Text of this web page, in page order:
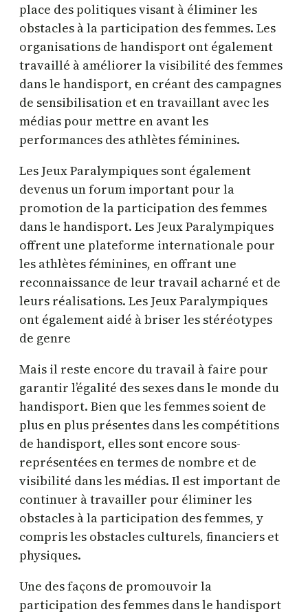
place des politiques visant à éliminer les
obstacles à la participation des femmes. Les
organisations de handisport ont également
travaillé à améliorer la visibilité des femmes
dans le handisport, en créant des campagnes
de sensibilisation et en travaillant avec les
médias pour mettre en avant les
performances des athlètes féminines.
Les Jeux Paralympiques sont également
devenus un forum important pour la
promotion de la participation des femmes
dans le handisport. Les Jeux Paralympiques
offrent une plateforme internationale pour
les athlètes féminines, en offrant une
reconnaissance de leur travail acharné et de
leurs réalisations. Les Jeux Paralympiques
ont également aidé à briser les stéréotypes
de genre
Mais il reste encore du travail à faire pour
garantir l’égalité des sexes dans le monde du
handisport. Bien que les femmes soient de
plus en plus présentes dans les compétitions
de handisport, elles sont encore sous-
représentées en termes de nombre et de
visibilité dans les médias. Il est important de
continuer à travailler pour éliminer les
obstacles à la participation des femmes, y
compris les obstacles culturels, financiers et
physiques.
Une des façons de promouvoir la
participation des femmes dans le handisport